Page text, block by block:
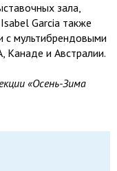
зала,
Garcia также
c мультибрендовыми
и Австралии.
«Осень-Зима